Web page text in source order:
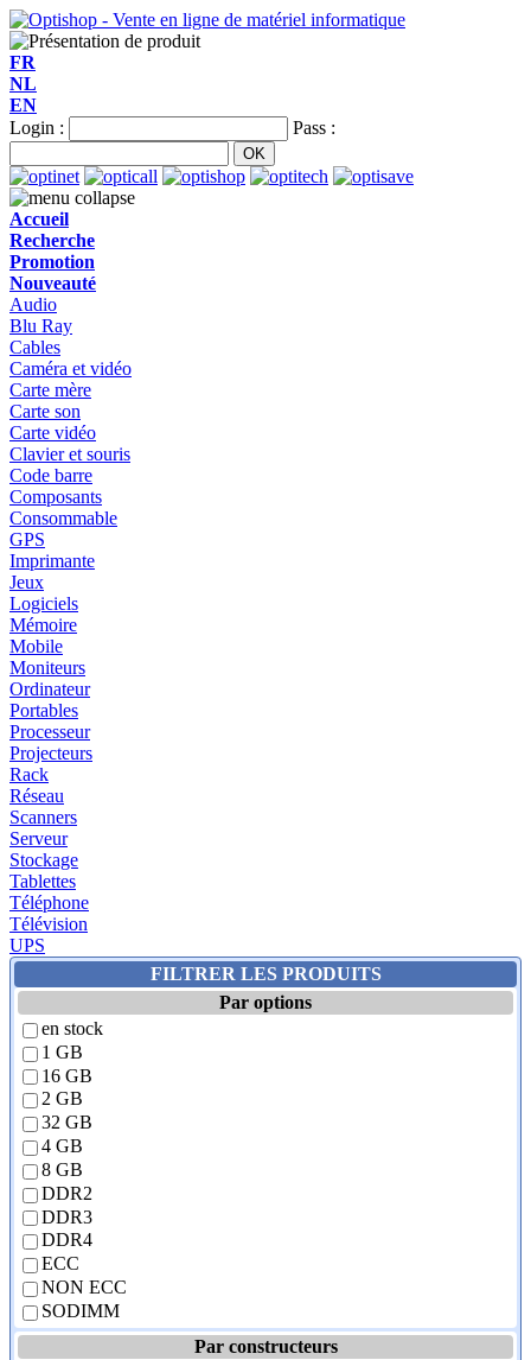
FR
NL
EN
Login :
Pass :
Accueil
Recherche
Promotion
Nouveauté
Audio
Blu Ray
Cables
Caméra et vidéo
Carte mère
Carte son
Carte vidéo
Clavier et souris
Code barre
Composants
Consommable
GPS
Imprimante
Jeux
Logiciels
Mémoire
Mobile
Moniteurs
Ordinateur
Portables
Processeur
Projecteurs
Rack
Réseau
Scanners
Serveur
Stockage
Tablettes
Téléphone
Télévision
UPS
FILTRER LES PRODUITS
Par options
en stock
1 GB
16 GB
2 GB
32 GB
4 GB
8 GB
DDR2
DDR3
DDR4
ECC
NON ECC
SODIMM
Par constructeurs